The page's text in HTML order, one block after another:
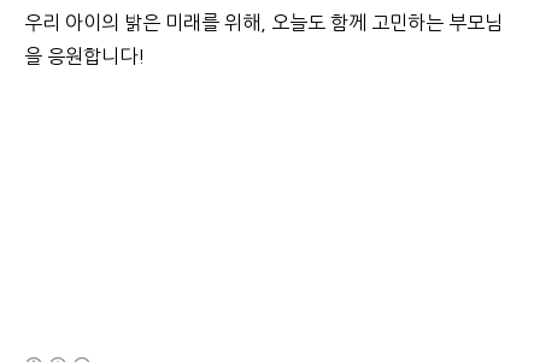
우리 아이의 밝은 미래를 위해, 오늘도 함께 고민하는 부모님
을 응원합니다!